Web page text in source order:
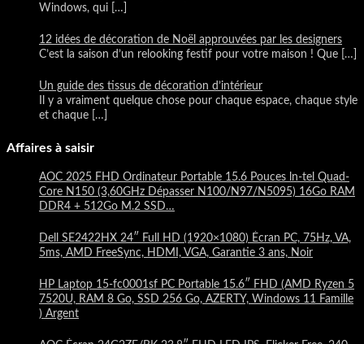
Windows, qui
[…]
12 idées de décoration de Noël approuvées par les designers
C’est la saison d’un relooking festif pour votre maison ! Que
[…]
Un guide des tissus de décoration d’intérieur
Il y a vraiment quelque chose pour chaque espace, chaque style
et chaque
[…]
Affaires à saisir
AOC 2025 FHD Ordinateur Portable 15.6 Pouces ln-tel Quad-
Core N150 (3,60GHz Dépasser N100/N97/N5095) 16Go RAM
DDR4 + 512Go M.2 SSD…
Dell SE2422HX 24″ Full HD (1920×1080) Écran PC, 75Hz, VA,
5ms, AMD FreeSync, HDMI, VGA, Garantie 3 ans, Noir
HP Laptop 15-fc0001sf PC Portable 15.6″ FHD (AMD Ryzen 5
7520U, RAM 8 Go, SSD 256 Go, AZERTY, Windows 11 Famille
) Argent